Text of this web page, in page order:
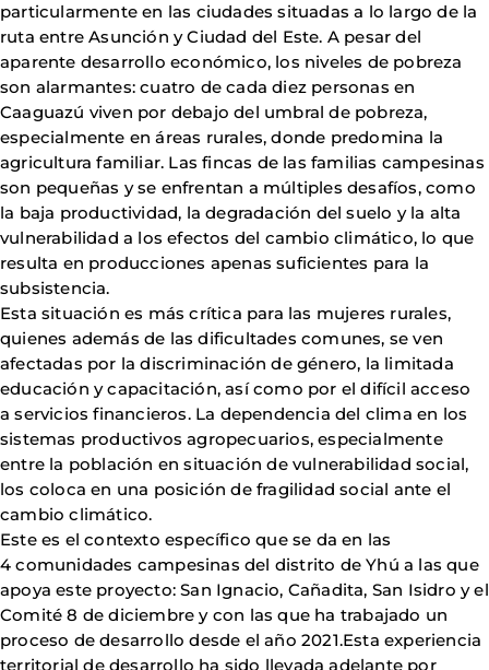
particularmente en las ciudades situadas a lo largo de la
ruta entre Asunción y Ciudad del Este. A pesar del
aparente desarrollo económico, los niveles de pobreza
son alarmantes: cuatro de cada diez personas en
Caaguazú viven por debajo del umbral de pobreza,
especialmente en áreas rurales, donde predomina la
agricultura familiar. Las fincas de las familias campesinas
son pequeñas y se enfrentan a múltiples desafíos, como
la baja productividad, la degradación del suelo y la alta
vulnerabilidad a los efectos del cambio climático, lo que
resulta en producciones apenas suficientes para la
subsistencia.
Esta situación es más crítica para las mujeres rurales,
quienes además de las dificultades comunes, se ven
afectadas por la discriminación de género, la limitada
educación y capacitación, así como por el difícil acceso
a servicios financieros. La dependencia del clima en los
sistemas productivos agropecuarios, especialmente
entre la población en situación de vulnerabilidad social,
los coloca en una posición de fragilidad social ante el
cambio climático.
Este es el contexto específico que se da en las
4 comunidades campesinas del distrito de Yhú a las que
apoya este proyecto: San Ignacio, Cañadita, San Isidro y el
Comité 8 de diciembre y con las que ha trabajado un
proceso de desarrollo desde el año 2021.Esta experiencia
territorial de desarrollo ha sido llevada adelante por